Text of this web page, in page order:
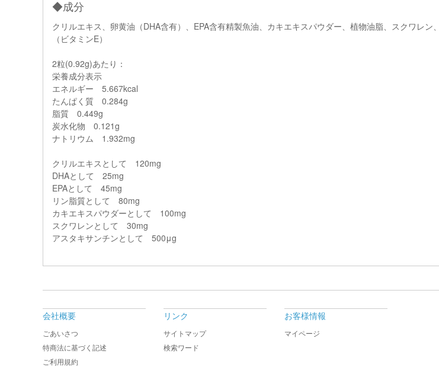
◆成分
クリルエキス、卵黄油（DHA含有）、EPA含有精製魚油、カキエキスパウダー、植物油脂、スクワレ
（ビタミンE）
2粒(0.92g)あたり：
栄養成分表示
エネルギー 5.667kcal
たんぱく質 0.284g
脂質 0.449g
炭水化物 0.121g
ナトリウム 1.932mg
クリルエキスとして 120mg
DHAとして 25mg
EPAとして 45mg
リン脂質として 80mg
カキエキスパウダーとして 100mg
スクワレンとして 30mg
アスタキサンチンとして 500μg
会社概要
ごあいさつ
特商法に基づく記述
ご利用規約
リンク
サイトマップ
検索ワード
お客様情報
マイページ